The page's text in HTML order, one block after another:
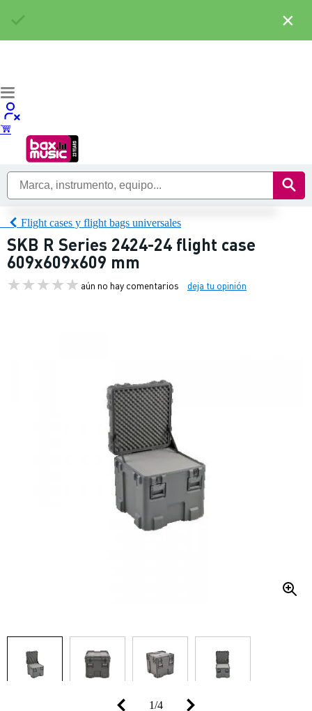
Flight cases y flight bags universales
SKB R Series 2424-24 flight case
609x609x609 mm
aún no hay comentarios deja tu opinión
1/4
×